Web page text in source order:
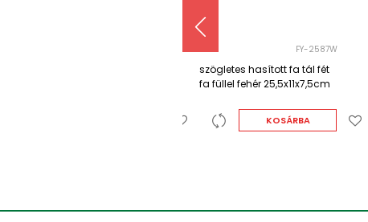
GF-142/17-M
antikolt bambusz tál mix
17x9cm 8db/csomag zöld-
KOSÁRBA